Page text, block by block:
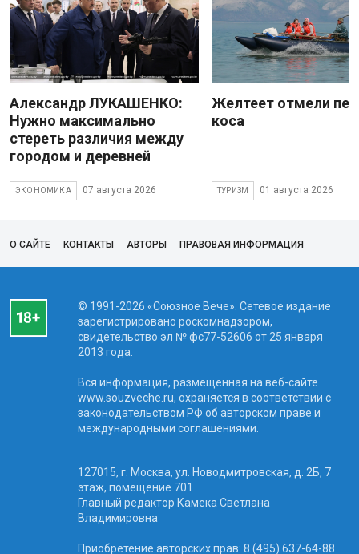
Александр ЛУКАШЕНКО:
Нужно максимально
стереть различия между
городом и деревней
ЭКОНОМИКА 07 августа 2026
Желтеет отмели
коса
ТУРИЗМ 01 августа 2026
О САЙТЕ КОНТАКТЫ АВТОРЫ ПРАВОВАЯ ИНФОРМАЦИЯ
© 1991-2026 «Союзное Вече». Сетевое издание
зарегистрировано роскомнадзором,
свидетельство эл № фc77-52606 от 25 января
2013 года.
Вся информация, размещенная на веб-сайте
www.souzveche.ru, охраняется в соответствии с
законодательством РФ об авторском праве и
международными соглашениями.
127015, г. Москва, ул. Новодмитровская, д. 2Б, 7
этаж, помещение 701
Главный редактор Камека Светлана
Владимировна
Приобретение авторских прав: 8 (495) 637-64-88